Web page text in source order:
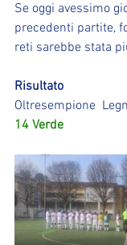
Se oggi avessimo
precedenti partite,
reti sarebbe stata
Risultato
Oltresempione
14 Verde